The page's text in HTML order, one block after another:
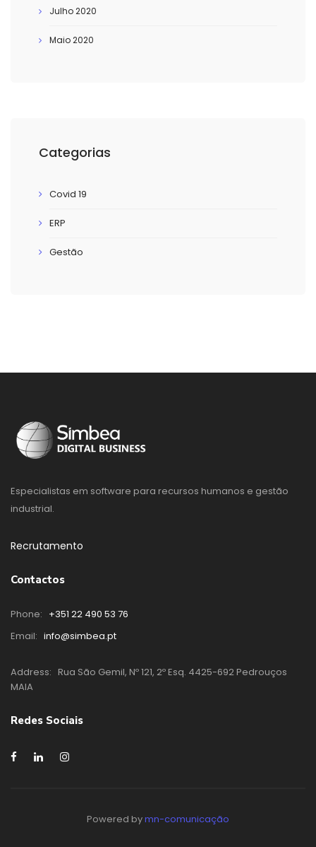
Julho 2020
Maio 2020
Categorias
Covid 19
ERP
Gestão
Especialistas em software para recursos humanos e gestão
industrial.
Recrutamento
Contactos
Phone: +351 22 490 53 76
Email: info@simbea.pt
Address: Rua São Gemil, Nº 121, 2º Esq. 4425-692 Pedrouços
MAIA
Redes Sociais
Powered bymn-comunicação